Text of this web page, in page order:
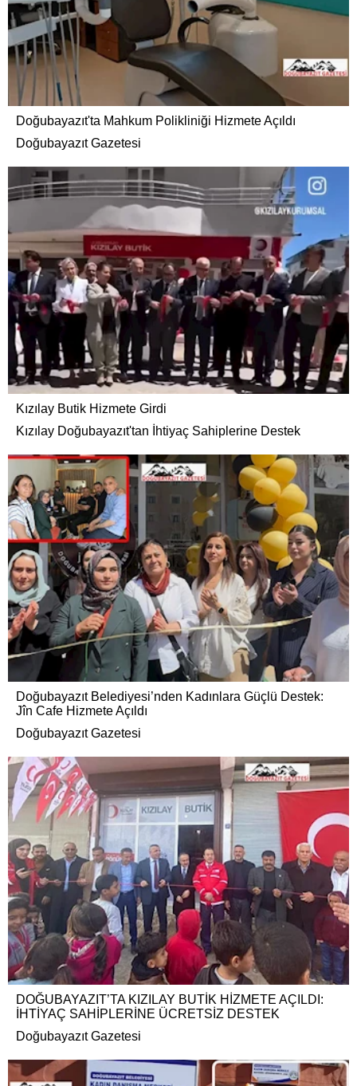
Doğubayazıt'ta Mahkum Polikliniği Hizmete Açıldı
Doğubayazıt Gazetesi
Kızılay Butik Hizmete Girdi
Kızılay Doğubayazıt'tan İhtiyaç Sahiplerine Destek
Doğubayazıt Belediyesi’nden Kadınlara Güçlü Destek:
Jîn Cafe Hizmete Açıldı
Doğubayazıt Gazetesi
DOĞUBAYAZIT’TA KIZILAY BUTİK HİZMETE AÇILDI:
İHTİYAÇ SAHİPLERİNE ÜCRETSİZ DESTEK
Doğubayazıt Gazetesi